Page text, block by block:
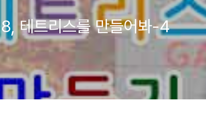
테트리스를 만들어봐-4